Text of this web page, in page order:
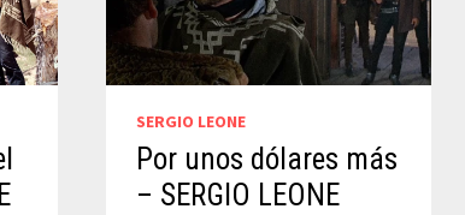
SERGIO LEONE
Por unos dólares más
– SERGIO LEONE